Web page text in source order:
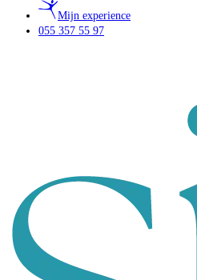
Mijn experience
055 357 55 97